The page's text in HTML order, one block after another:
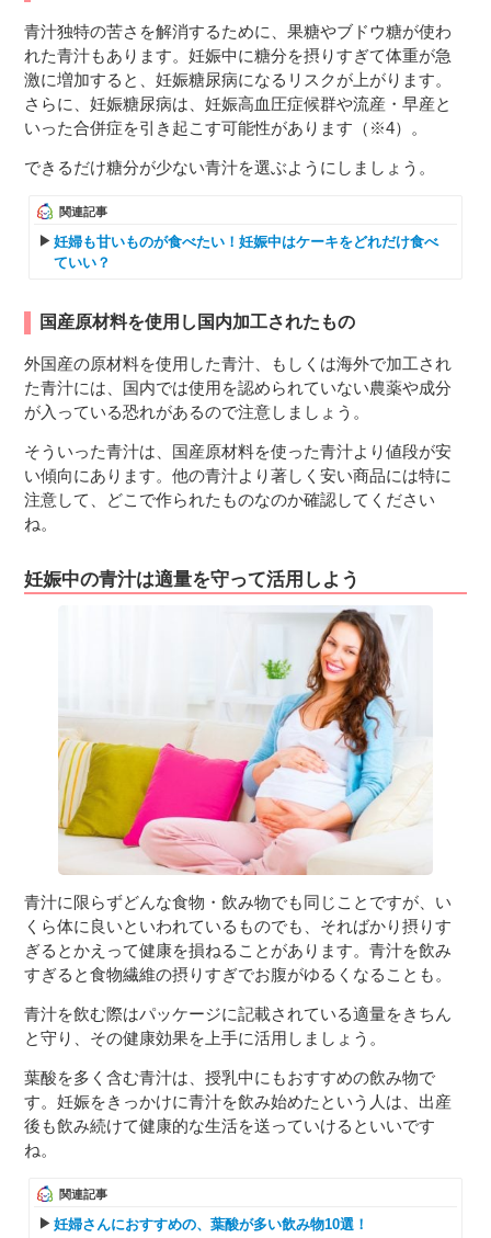
青汁独特の苦さを解消するために、果糖やブドウ糖が使わ
れた青汁もあります。妊娠中に糖分を摂りすぎて体重が急
激に増加すると、妊娠糖尿病になるリスクが上がります。
さらに、妊娠糖尿病は、妊娠高血圧症候群や流産・早産と
いった合併症を引き起こす可能性があります（※4）。
できるだけ糖分が少ない青汁を選ぶようにしましょう。
関連記事
妊婦も甘いものが食べたい！妊娠中はケーキをどれだけ食べ
ていい？
国産原材料を使用し国内加工されたもの
外国産の原材料を使用した青汁、もしくは海外で加工され
た青汁には、国内では使用を認められていない農薬や成分
が入っている恐れがあるので注意しましょう。
そういった青汁は、国産原材料を使った青汁より値段が安
い傾向にあります。他の青汁より著しく安い商品には特に
注意して、どこで作られたものなのか確認してください
ね。
妊娠中の青汁は適量を守って活用しよう
青汁に限らずどんな食物・飲み物でも同じことですが、い
くら体に良いといわれているものでも、そればかり摂りす
ぎるとかえって健康を損ねることがあります。青汁を飲み
すぎると食物繊維の摂りすぎでお腹がゆるくなることも。
青汁を飲む際はパッケージに記載されている適量をきちん
と守り、その健康効果を上手に活用しましょう。
葉酸を多く含む青汁は、授乳中にもおすすめの飲み物で
す。妊娠をきっかけに青汁を飲み始めたという人は、出産
後も飲み続けて健康的な生活を送っていけるといいです
ね。
関連記事
妊婦さんにおすすめの、葉酸が多い飲み物10選！